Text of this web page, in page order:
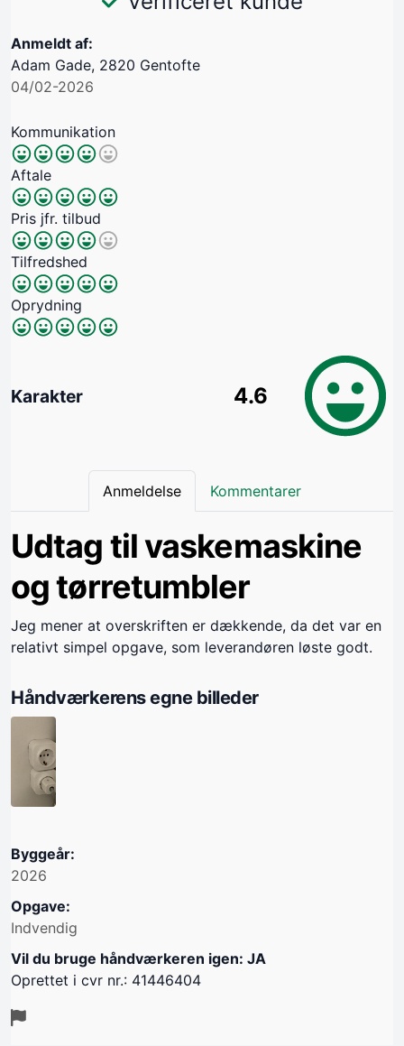
Anmeldt af:
Adam Gade, 2820 Gentofte
04/02-2026
Kommunikation
Aftale
Pris jfr. tilbud
Tilfredshed
Oprydning
Karakter 4.6
Anmeldelse Kommentarer
Udtag til vaskemaskine
og tørretumbler
Jeg mener at overskriften er dækkende, da det var en
relativt simpel opgave, som leverandøren løste godt.
Håndværkerens egne billeder
Byggeår:
2026
Opgave:
Indvendig
Vil du bruge håndværkeren igen: JA
Oprettet i cvr nr.: 41446404